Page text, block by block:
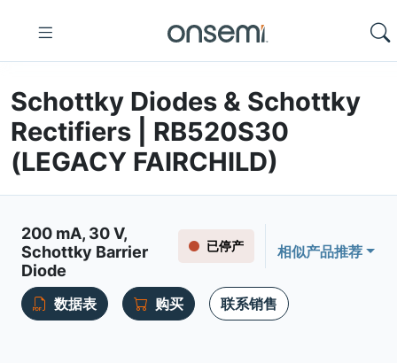
Schottky Diodes & Schottky
Rectifiers | RB520S30
(LEGACY FAIRCHILD)
200 mA, 30 V,
Schottky Barrier
Diode
已停产 相似产品推荐
数据表 购买 联系销售